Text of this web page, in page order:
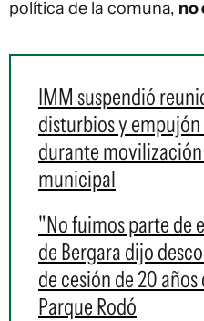
política de la comuna, no
IMM suspendió
disturbios y empujón
durante
municipal
"No fuimos parte de
de Bergara dijo
de cesión de 20
Parque Rodó